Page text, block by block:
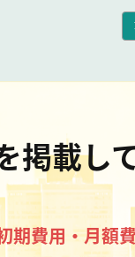
掲載し
期費用・月額